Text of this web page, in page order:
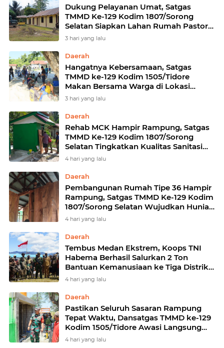
Dukung Pelayanan Umat, Satgas
TMMD Ke-129 Kodim 1807/Sorong
Selatan Siapkan Lahan Rumah Pastori
di Kampung Sesor
3 hari yang lalu
Daerah
Hangatnya Kebersamaan, Satgas
TMMD ke-129 Kodim 1505/Tidore
Makan Bersama Warga di Lokasi
Pekerjaan
3 hari yang lalu
Daerah
Rehab MCK Hampir Rampung, Satgas
TMMD Ke-129 Kodim 1807/Sorong
Selatan Tingkatkan Kualitas Sanitasi
Warga Kampung Sesor
4 hari yang lalu
Daerah
Pembangunan Rumah Tipe 36 Hampir
Rampung, Satgas TMMD Ke-129 Kodim
1807/Sorong Selatan Wujudkan Hunian
Layak bagi Warga
4 hari yang lalu
Daerah
Tembus Medan Ekstrem, Koops TNI
Habema Berhasil Salurkan 2 Ton
Bantuan Kemanusiaan ke Tiga Distrik
di Kabupaten Puncak
4 hari yang lalu
Daerah
Pastikan Seluruh Sasaran Rampung
Tepat Waktu, Dansatgas TMMD ke-129
Kodim 1505/Tidore Awasi Langsung
Progres Pembangunan
4 hari yang lalu